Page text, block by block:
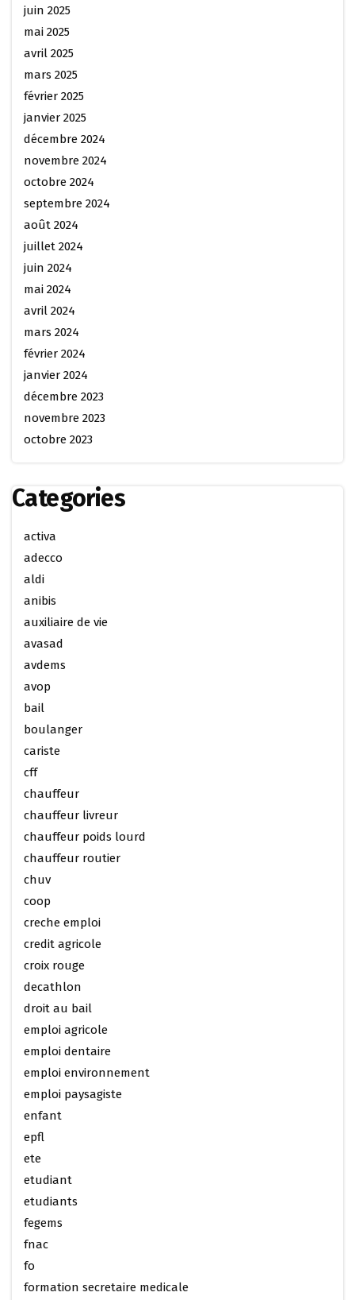
juin 2025
mai 2025
avril 2025
mars 2025
février 2025
janvier 2025
décembre 2024
novembre 2024
octobre 2024
septembre 2024
août 2024
juillet 2024
juin 2024
mai 2024
avril 2024
mars 2024
février 2024
janvier 2024
décembre 2023
novembre 2023
octobre 2023
Categories
activa
adecco
aldi
anibis
auxiliaire de vie
avasad
avdems
avop
bail
boulanger
cariste
cff
chauffeur
chauffeur livreur
chauffeur poids lourd
chauffeur routier
chuv
coop
creche emploi
credit agricole
croix rouge
decathlon
droit au bail
emploi agricole
emploi dentaire
emploi environnement
emploi paysagiste
enfant
epfl
ete
etudiant
etudiants
fegems
fnac
fo
formation secretaire medicale